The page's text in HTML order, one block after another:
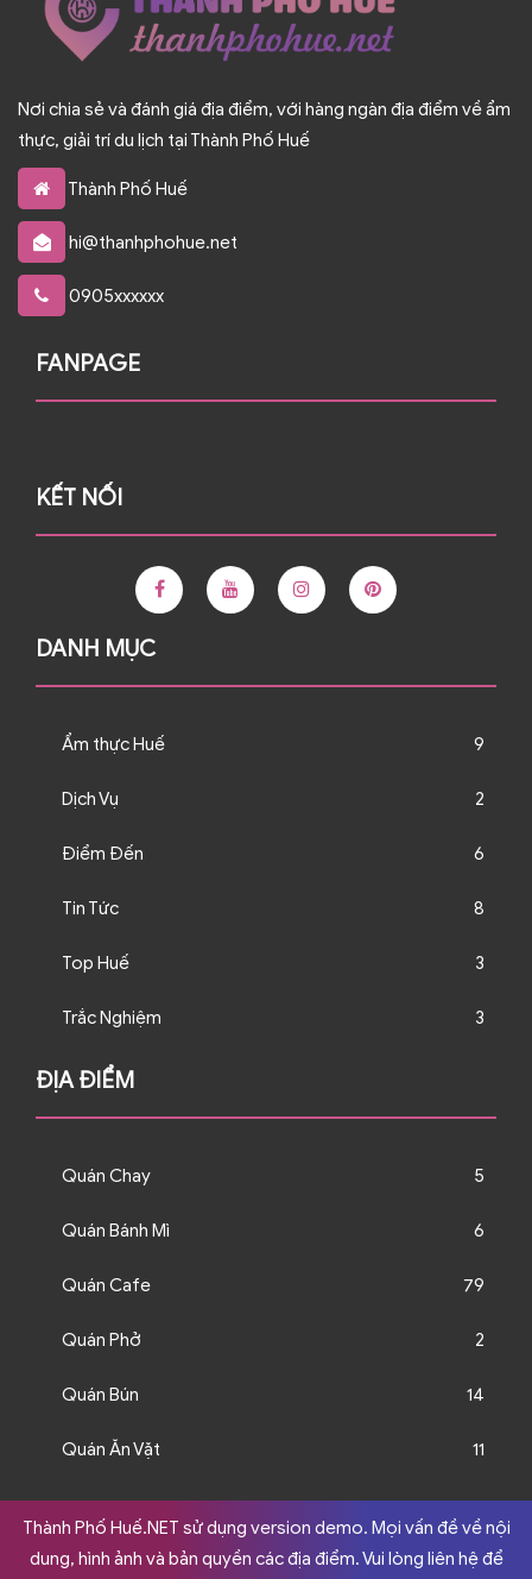
Nơi chia sẻ và đánh giá địa điểm, với hàng ngàn địa điểm về ẩm
thực, giải trí du lịch tại Thành Phố Huế
Thành Phố Huế
hi@thanhphohue.net
0905xxxxxx
FANPAGE
KẾT NỐI
DANH MỤC
Ẩm thực Huế 9
Dịch Vụ 2
Điểm Đến 6
Tin Tức 8
Top Huế 3
Trắc Nghiệm 3
ĐỊA ĐIỂM
Quán Chay 5
Quán Bánh Mì 6
Quán Cafe 79
Quán Phở 2
Quán Bún 14
Quán Ăn Vặt 11
Thành Phố Huế.NET sử dụng version demo. Mọi vấn đề về nội
dung, hình ảnh và bản quyền các địa điểm. Vui lòng liên hệ để